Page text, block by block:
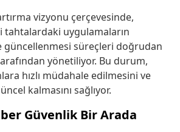
vizyonu çerçevesinde,
tahtalardaki uygulamaların
güncellenmesi süreçleri doğrudan
yönetiliyor. Bu durum,
hızlı müdahale edilmesini ve
kalmasını sağlıyor.
Güvenlik Bir Arada